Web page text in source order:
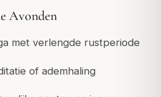
Avonden
met verlengde rustperiode
of ademhaling